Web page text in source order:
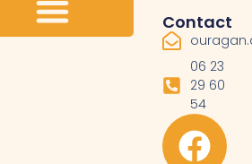
Contact
06 23
29 60
54